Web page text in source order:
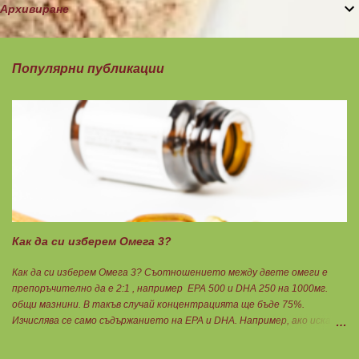
Архивиране
Популярни публикации
Как да си изберем Омега 3?
Как да си изберем Омега 3? Съотношението между двете омеги е
препоръчително да е 2:1 , например ЕРА 500 и DHA 250 на 1000мг.
общи мазнини. В такъв случай концентрацията ще бъде 75%.
Изчислява се само съдържанието на EPA и DHA. Например, ако искате